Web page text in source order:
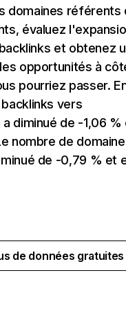
domaines référents
évaluez
et obtenez
opportunités à
pourriez passer.
vers
diminué de -1,06
nombre de
de -0,79 % et
de données